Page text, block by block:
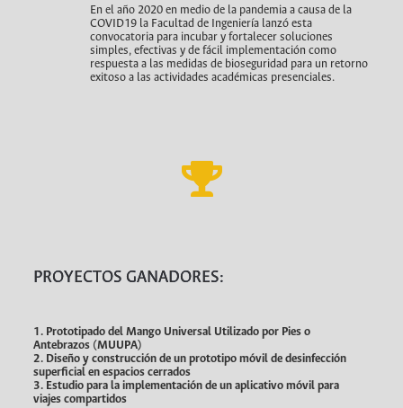
En el año 2020 en medio de la pandemia a causa de la
COVID19 la Facultad de Ingeniería lanzó esta
convocatoria para incubar y fortalecer soluciones
simples, efectivas y de fácil implementación como
respuesta a las medidas de bioseguridad para un retorno
exitoso a las actividades académicas presenciales.
PROYECTOS GANADORES:
1. Prototipado del Mango Universal Utilizado por Pies o
Antebrazos (MUUPA)
2. Diseño y construcción de un prototipo móvil de desinfección
superficial en espacios cerrados
3. Estudio para la implementación de un aplicativo móvil para
viajes compartidos